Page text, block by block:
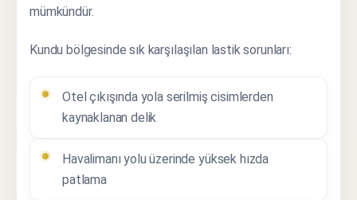
mümkündür.
Kundu bölgesinde sık karşılaşılan lastik sorunları:
Otel çıkışında yola serilmiş cisimlerden
kaynaklanan delik
Havalimanı yolu üzerinde yüksek hızda
patlama